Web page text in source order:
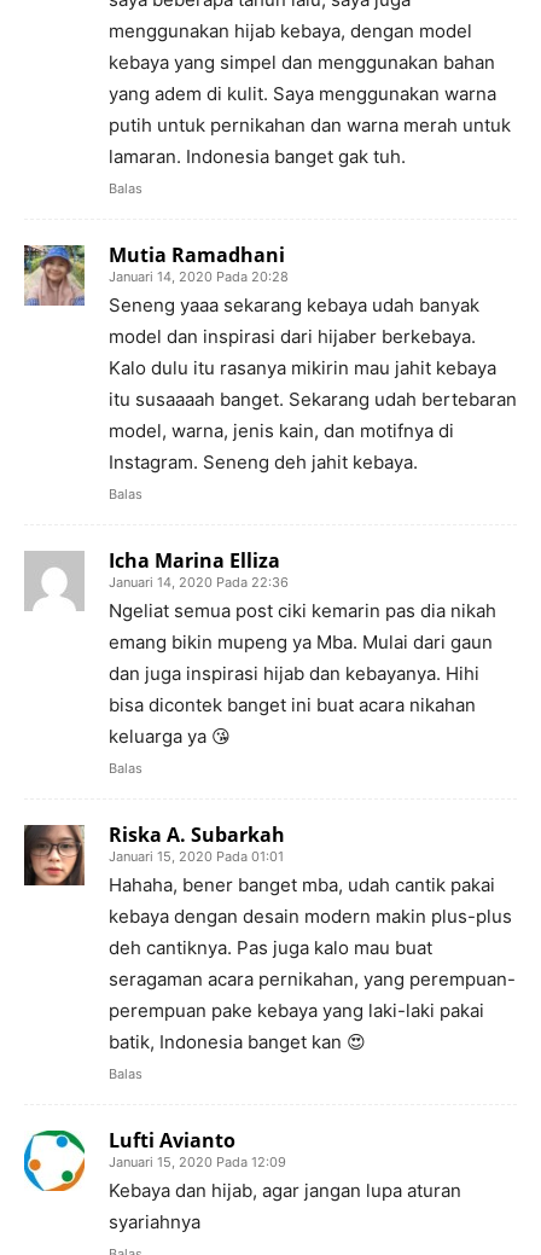
menggunakan hijab kebaya, dengan model
kebaya yang simpel dan menggunakan bahan
yang adem di kulit. Saya menggunakan warna
putih untuk pernikahan dan warna merah untuk
lamaran. Indonesia banget gak tuh.
Balas
Mutia Ramadhani
Januari 14, 2020 Pada 20:28
Seneng yaaa sekarang kebaya udah banyak
model dan inspirasi dari hijaber berkebaya.
Kalo dulu itu rasanya mikirin mau jahit kebaya
itu susaaaah banget. Sekarang udah bertebaran
model, warna, jenis kain, dan motifnya di
Instagram. Seneng deh jahit kebaya.
Balas
Icha Marina Elliza
Januari 14, 2020 Pada 22:36
Ngeliat semua post ciki kemarin pas dia nikah
emang bikin mupeng ya Mba. Mulai dari gaun
dan juga inspirasi hijab dan kebayanya. Hihi
bisa dicontek banget ini buat acara nikahan
keluarga ya 😘
Balas
Riska A. Subarkah
Januari 15, 2020 Pada 01:01
Hahaha, bener banget mba, udah cantik pakai
kebaya dengan desain modern makin plus-plus
deh cantiknya. Pas juga kalo mau buat
seragaman acara pernikahan, yang perempuan-
perempuan pake kebaya yang laki-laki pakai
batik, Indonesia banget kan 😍
Balas
Lufti Avianto
Januari 15, 2020 Pada 12:09
Kebaya dan hijab, agar jangan lupa aturan
syariahnya